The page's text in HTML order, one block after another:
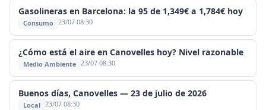
Gasolineras en Barcelona: la 95 de 1,349€ a 1,784€ hoy
Consumo 23/07 08:30
¿Cómo está el aire en Canovelles hoy? Nivel razonable
Medio Ambiente 23/07 08:30
Buenos días, Canovelles — 23 de julio de 2026
Local 23/07 08:30